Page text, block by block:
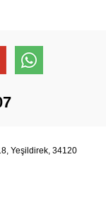
Yeşildirek, 34120